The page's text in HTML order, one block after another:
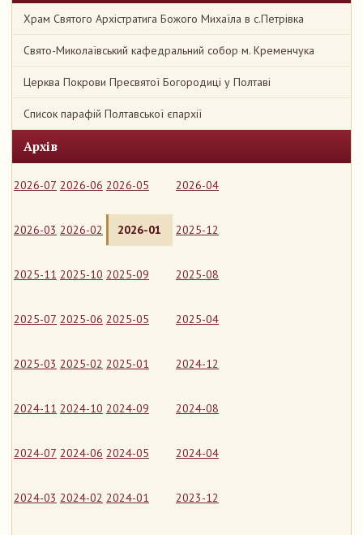
Храм Святого Архістратига Божого Михаїла в с.Петрівка
Свято-Миколаївський кафедральний собор м. Кременчука
Церква Покрови Пресвятої Богородиці у Полтаві
Список парафій Полтавської єпархії
Архів
2026-07 2026-06 2026-05 2026-04
2026-03 2026-02 2026-01 2025-12
2025-11 2025-10 2025-09 2025-08
2025-07 2025-06 2025-05 2025-04
2025-03 2025-02 2025-01 2024-12
2024-11 2024-10 2024-09 2024-08
2024-07 2024-06 2024-05 2024-04
2024-03 2024-02 2024-01 2023-12